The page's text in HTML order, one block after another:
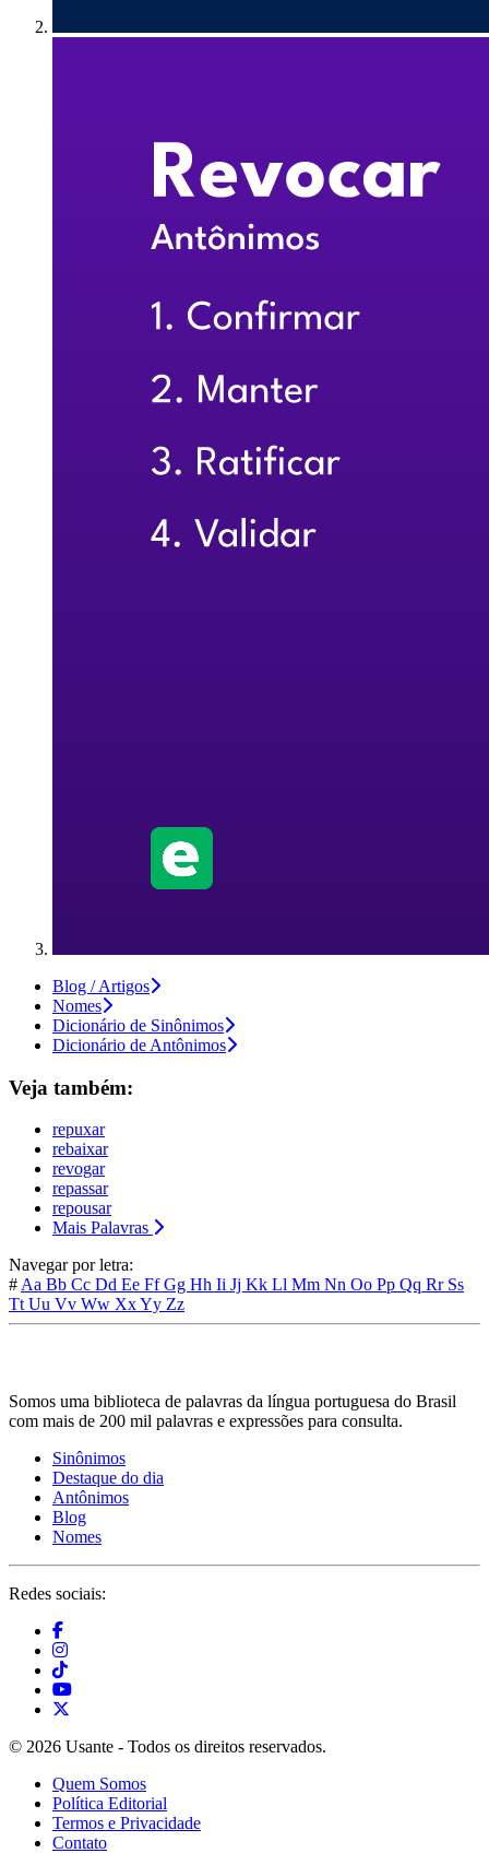
Blog / Artigos
Nomes
Dicionário de Sinônimos
Dicionário de Antônimos
Veja também:
repuxar
rebaixar
revogar
repassar
repousar
Mais Palavras
Navegar por letra:
# Aa Bb Cc Dd Ee FfGg Hh Ii Jj Kk Ll Mm Nn Oo Pp Qq Rr Ss
Tt Uu Vv Ww XxYy Zz
Somos uma biblioteca de palavras da língua portuguesa do Brasil
com mais de 200 mil palavras e expressões para consulta.
Sinônimos
Destaque do dia
Antônimos
Blog
Nomes
Redes sociais:
© 2026 Usante - Todos os direitos reservados.
Quem Somos
Política Editorial
Termos e Privacidade
Contato